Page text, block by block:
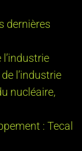
dernières
l’industrie
nucléaire,
: Tecal